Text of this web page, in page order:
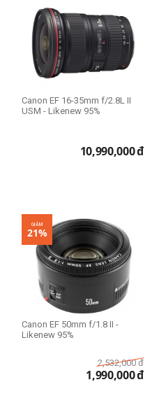
Canon EF 16-35mm f/2.8L II
USM - Likenew 95%
10,990,000đ
GIẢM
21%
Canon EF 50mm f/1.8 II -
Likenew 95%
2,532,000 đ
1,990,000đ